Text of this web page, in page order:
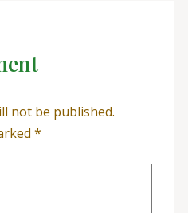
not be published.
*